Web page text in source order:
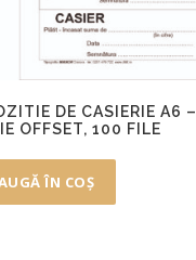
DE CASIERIE A6 –
OFFSET, 100 FILE
ÎN COȘ